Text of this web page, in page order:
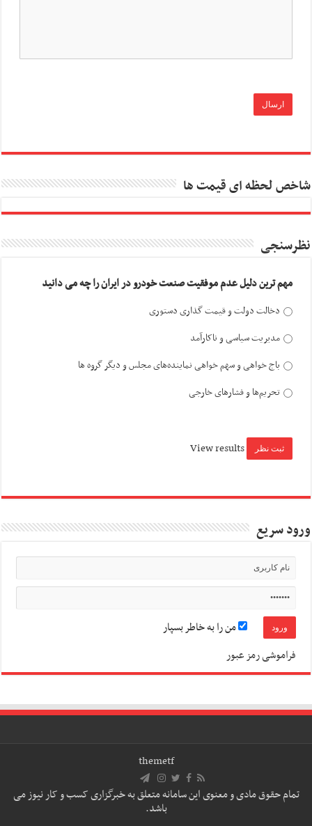
شاخص لحظه ای قیمت ها
نظرسنجی
مهم ترین دلیل عدم موفقیت صنعت خودرو در ایران را چه می دانید
دخالت دولت و قیمت گذاری دستوری
مدیریت سیاسی و ناکارآمد
باج خواهی و سهم خواهی نماینده‌های مجلس و دیگر گروه ها
تحریم‌ها و فشارهای خارجی
View results
ورود سریع
من را به خاطر بسپار
فراموشی رمز عبور
themetf
تمام حقوق مادی و معنوی این سامانه متعلق به خبرگزاری کسب و کار نیوز می
باشد.